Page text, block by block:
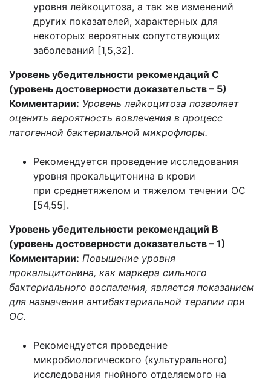
уровня лейкоцитоза, а так же изменений
других показателей, характерных для
некоторых вероятных сопутствующих
заболеваний [1,5,32].
Уровень убедительности рекомендаций С
(уровень достоверности доказательств – 5)
Комментарии: Уровень лейкоцитоза позволяет
оценить вероятность вовлечения в процесс
патогенной бактериальной микрофлоры.
Рекомендуется проведение исследования
уровня прокальцитонина в крови
при среднетяжелом и тяжелом течении ОС
[54,55].
Уровень убедительности рекомендаций В
(уровень достоверности доказательств – 1)
Комментарии: Повышение уровня
прокальцитонина, как маркера сильного
бактериального воспаления, является показанием
для назначения антибактериальной терапии при
ОС.
Рекомендуется проведение
микробиологического (культурального)
исследования гнойного отделяемого на